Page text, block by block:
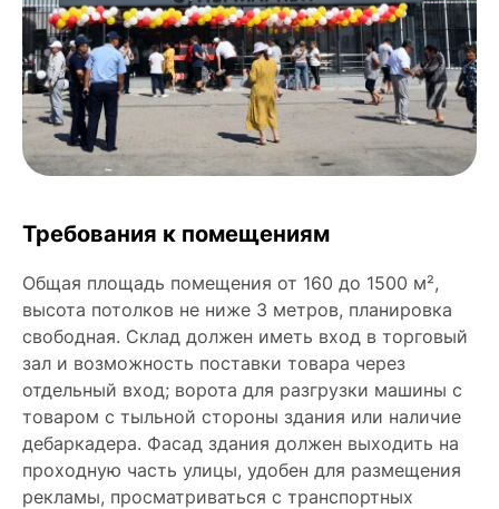
Требования к помещениям
Общая площадь помещения от 160 до 1500 м²,
высота потолков не ниже 3 метров, планировка
свободная. Склад должен иметь вход в торговый
зал и возможность поставки товара через
отдельный вход; ворота для разгрузки машины с
товаром с тыльной стороны здания или наличие
дебаркадера. Фасад здания должен выходить на
проходную часть улицы, удобен для размещения
рекламы, просматриваться с транспортных